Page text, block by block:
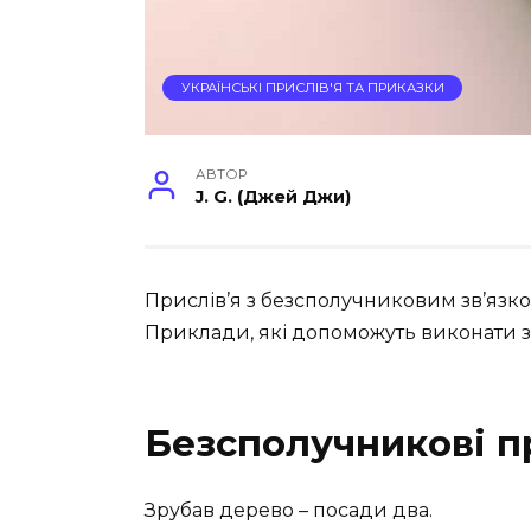
УКРАЇНСЬКІ ПРИСЛІВ'Я ТА ПРИКАЗКИ
АВТОР
J. G. (Джей Джи)
Прислів’я з безсполучниковим
Приклади, які допоможуть виконати
Безсполучникові
Зрубав дерево – посади два.